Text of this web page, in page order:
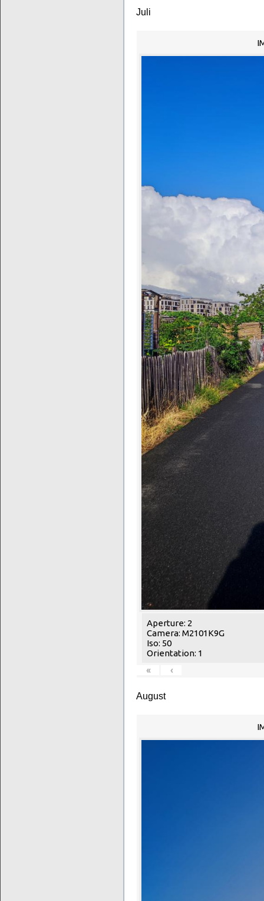
Juli
Aperture: 2
Camera: M2101K9G
Iso: 50
Orientation: 1
«
‹
August